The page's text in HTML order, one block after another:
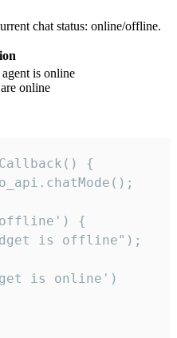
chat status: online/offline.
is online
online
{
{
is offline");
is online')